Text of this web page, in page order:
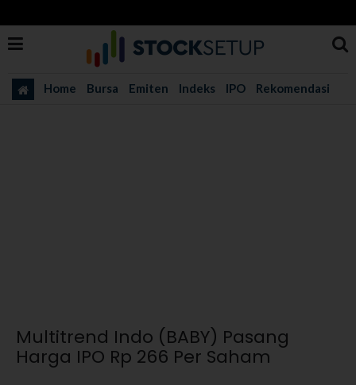
Home Bursa Emiten Indeks IPO Rekomendasi
Multitrend Indo (BABY) Pasang
Harga IPO Rp 266 Per Saham